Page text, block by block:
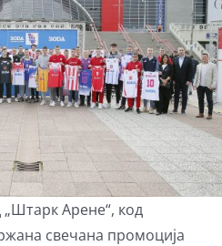
„Штарк Арене“, код
свечана промоција